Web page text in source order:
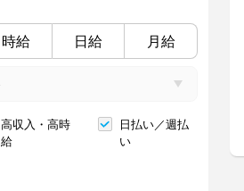
時給 日給 月給
高収入・高時
給
日払い／週払
い